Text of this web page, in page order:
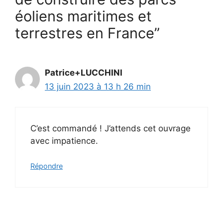
éoliens maritimes et
terrestres en France”
Patrice+LUCCHINI
13 juin 2023 à 13 h 26 min
C’est commandé ! J’attends cet ouvrage
avec impatience.
Répondre